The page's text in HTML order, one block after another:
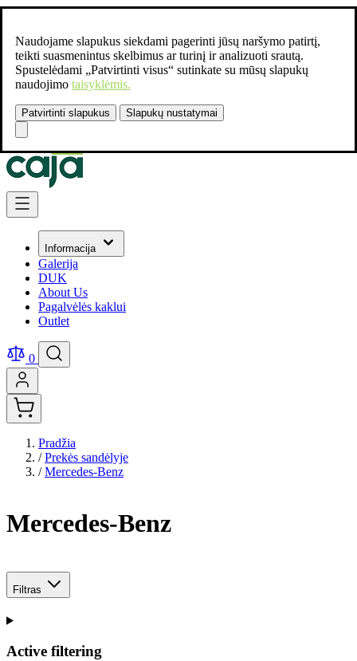
Naudojame slapukus siekdami pagerinti jūsų naršymo patirtį,
teikti suasmenintus skelbimus ar turinį ir analizuoti srautą.
Spustelėdami „Patvirtinti visus“ sutinkate su mūsų slapukų
naudojimo taisyklėmis.
Patvirtinti slapukus Slapukų nustatymai
Susisiekite:
Skip to Content
Informacija
Galerija
DUK
About Us
Pagalvėlės kaklui
Outlet
0
Pradžia
/ Prekės sandėlyje
/ Mercedes-Benz
Mercedes-Benz
Filtras
Active filtering